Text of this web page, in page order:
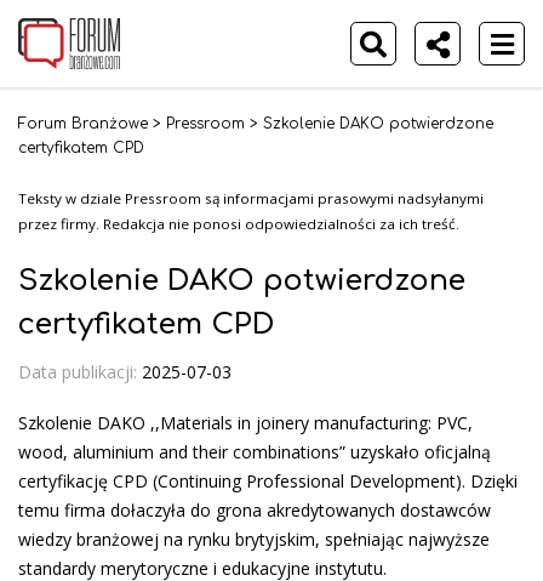
Forum Branżowe > Pressroom > Szkolenie DAKO potwierdzone
certyfikatem CPD
Teksty w dziale Pressroom są informacjami prasowymi nadsyłanymi
przez firmy. Redakcja nie ponosi odpowiedzialności za ich treść.
Szkolenie DAKO potwierdzone
certyfikatem CPD
Data publikacji: 2025-07-03
Szkolenie DAKO ,,Materials in joinery manufacturing: PVC,
wood, aluminium and their combinations” uzyskało oficjalną
certyfikację CPD (Continuing Professional Development). Dzięki
temu firma dołaczyła do grona akredytowanych dostawców
wiedzy branżowej na rynku brytyjskim, spełniając najwyższe
standardy merytoryczne i edukacyjne instytutu.